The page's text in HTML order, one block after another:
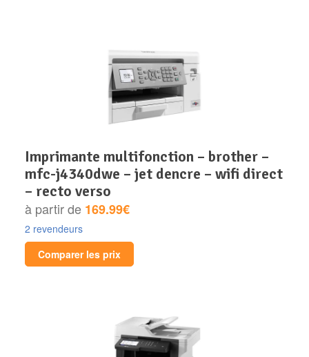
imprimante multifonction – brother –
mfc-j4340dwe – jet dencre – wifi direct
– recto verso
à partir de 169.99€
2 revendeurs
Comparer les prix